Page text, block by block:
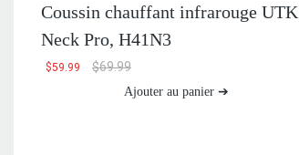
Coussin chauffant infrarouge UTK
Neck Pro, H41N3
$59.99 $69.99
Ajouter au panier ➔